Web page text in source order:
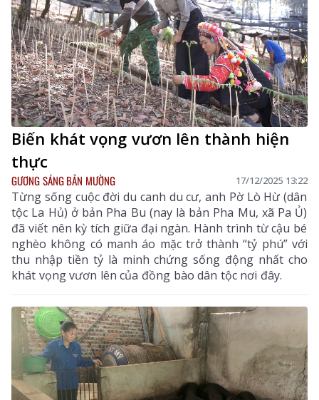
Biến khát vọng vươn lên thành hiện
thực
GƯƠNG SÁNG BẢN MƯỜNG 17/12/2025 13:22
Từng sống cuộc đời du canh du cư, anh Pờ Lò Hừ (dân
tộc La Hủ) ở bản Pha Bu (nay là bản Pha Mu, xã Pa Ủ)
đã viết nên kỳ tích giữa đại ngàn. Hành trình từ cậu bé
nghèo không có manh áo mặc trở thành “tỷ phú” với
thu nhập tiền tỷ là minh chứng sống động nhất cho
khát vọng vươn lên của đồng bào dân tộc nơi đây.